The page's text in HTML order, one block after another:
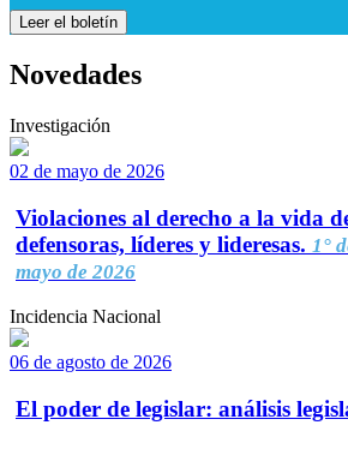
Leer el boletín
Novedades
Investigación
02 de mayo de 2026
Violaciones al derecho a la vida
defensoras, líderes y lideresas. 1°
mayo de 2026
Incidencia Nacional
06 de agosto de 2026
El poder de legislar: análisis